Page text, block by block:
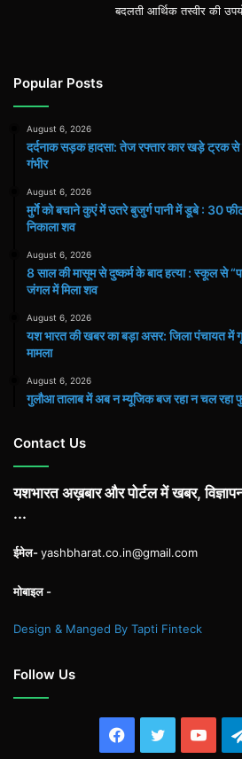
बदलती आर्थिक तस्वीर की
Popular Posts
August 6, 2026
दर्दनाक सड़क हादसा: तेज रफ्तार कार खड़े ट्रक
गंभीर
August 6, 2026
मुर्गे को बचाने कुएं में उतरे बुजुर्ग पानी में डूबे : 30
निकाला शव
August 6, 2026
8 साल की मासूम से दुष्कर्म के बाद हत्या : स्कूल से
जंगल में मिला शव
August 6, 2026
यश भारत की खबर का बड़ा असर: जिला पंचायत में
मामला
August 6, 2026
गुलौआ तालाब में अब न म्यूजिक बज रहा न चल रहा
Contact Us
यशभारत अख़बार और पोर्टल में खबर,
...
ईमेल-yashbharat.co.in@gmail.com
मोबाइल -
Design & Manged By Tapti Finteck
Follow Us
Facebook
Twitter